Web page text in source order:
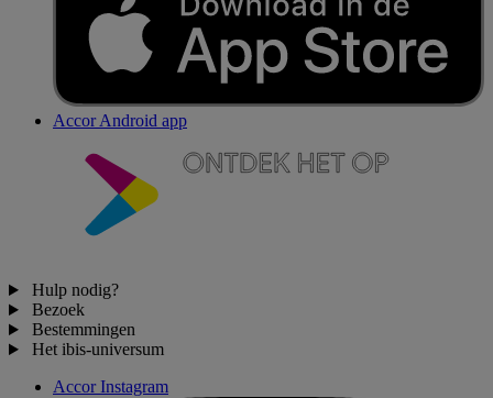
Accor Android app
Hulp nodig?
Bezoek
Bestemmingen
Het ibis-universum
Accor Instagram